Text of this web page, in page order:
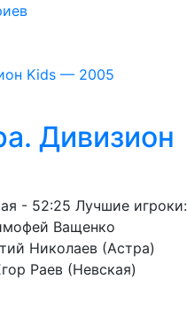
Kids — 2005
Дивизион
- 52:25 Лучшие игроки:
Ващенко
Николаев (Астра)
Раев (Невская)